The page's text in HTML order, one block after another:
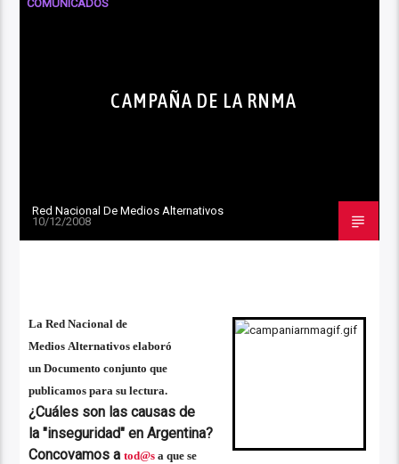
COMUNICADOS
CAMPAÑA DE LA RNMA
Red Nacional De Medios Alternativos
10/12/2008
La Red Nacional de
Medios Alternativos elaboró
un Documento conjunto que
publicamos para su lectura.
¿Cuáles son las causas de
la "inseguridad" en Argentina?
Concovamos atod@s a que se